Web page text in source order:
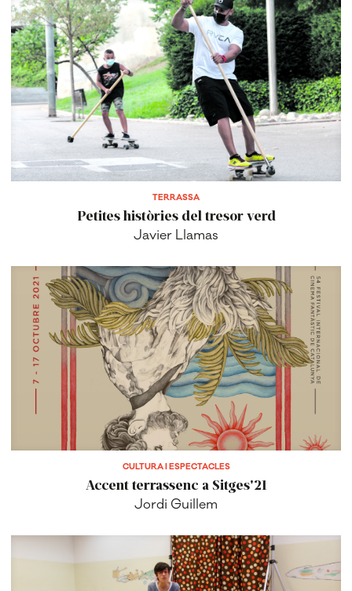
TERRASSA
Petites històries del tresor verd
Javier Llamas
CULTURA I ESPECTACLES
Accent terrassenc a Sitges'21
Jordi Guillem